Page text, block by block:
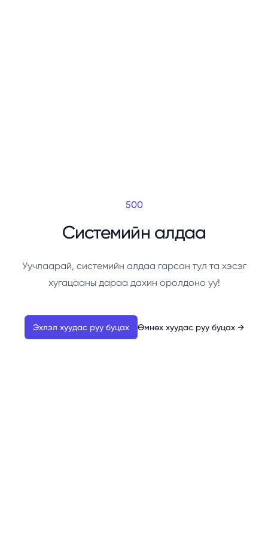
500
Системийн алдаа
Уучлаарай, системийн алдаа гарсан тул та хэсэг
хугацааны дараа дахин оролдоно уу!
Эхлэл хуудас руу буцах Өмнөх хуудас руу буцах →